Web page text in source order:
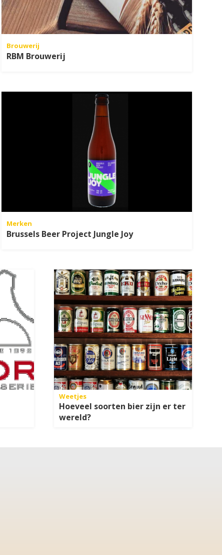
Brouwerij
RBM Brouwerij
Merken
Brussels Beer Project Jungle Joy
Weetjes
Hoeveel soorten bier zijn er ter
wereld?